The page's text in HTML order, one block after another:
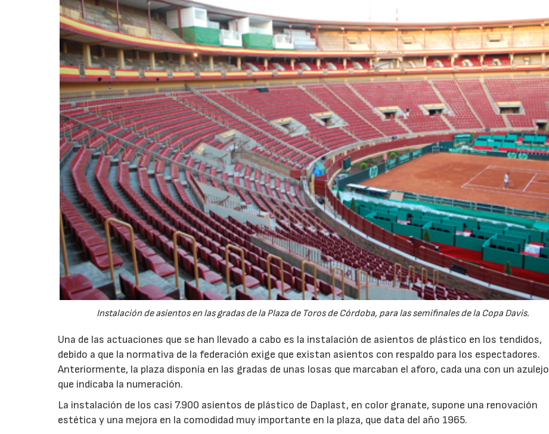
Instalación de asientos en las gradas de la Plaza de Toros de Córdoba, para las semifinales de la Copa Davis.
Una de las actuaciones que se han llevado a cabo es la instalación de asientos de plástico en los tendidos,
debido a que la normativa de la federación exige que existan asientos con respaldo para los espectadores.
Anteriormente, la plaza disponía en las gradas de unas losas que marcaban el aforo, cada una con un azulejo
que indicaba la numeración.
La instalación de los casi 7.900 asientos de plástico de Daplast, en color granate, supone una renovación
estética y una mejora en la comodidad muy importante en la plaza, que data del año 1965.